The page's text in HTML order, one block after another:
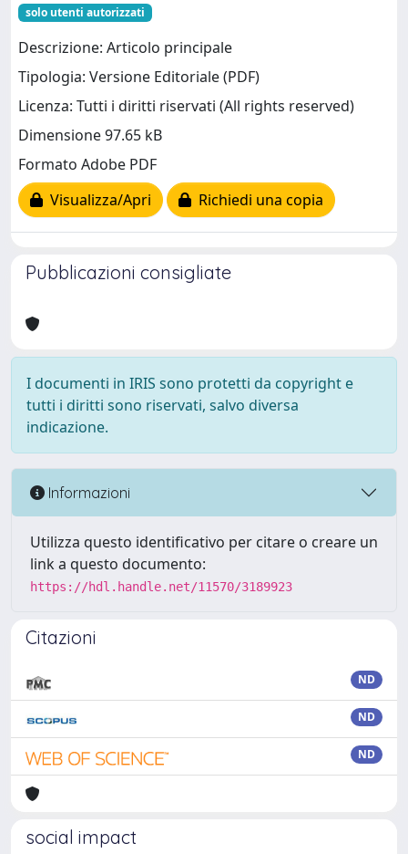
solo utenti autorizzati
Descrizione: Articolo principale
Tipologia: Versione Editoriale (PDF)
Licenza: Tutti i diritti riservati (All rights reserved)
Dimensione 97.65 kB
Formato Adobe PDF
Visualizza/Apri
Richiedi una copia
Pubblicazioni consigliate
I documenti in IRIS sono protetti da copyright e
tutti i diritti sono riservati, salvo diversa
indicazione.
Informazioni
Utilizza questo identificativo per citare o creare un
link a questo documento:
https://hdl.handle.net/11570/3189923
Citazioni
ND
ND
ND
social impact